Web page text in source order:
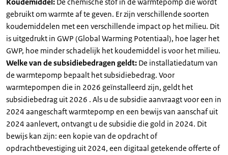
gebruikt om warmte af te geven. Er zijn verschillende soorten
koudemiddelen met een verschillende impact op het milieu. Dit
is uitgedrukt in GWP (Global Warming Potentiaal), hoe lager het
GWP, hoe minder schadelijk het koudemiddel is voor het milieu.
Welke van de subsidiebedragen geldt: De installatiedatum van
de warmtepomp bepaalt het subsidiebedrag. Voor
warmtepompen die in 2026 geïnstalleerd zijn, geldt het
subsidiebedrag uit 2026 . Als u de subsidie aanvraagt voor een in
2024 aangeschaft warmtepomp en een bewijs van aanschaf uit
2024 aanlevert, ontvangt u de subsidie die gold in 2024. Dit
bewijs kan zijn: een kopie van de opdracht of
opdrachtbevestiging uit 2024, een digitaal getekende offerte of